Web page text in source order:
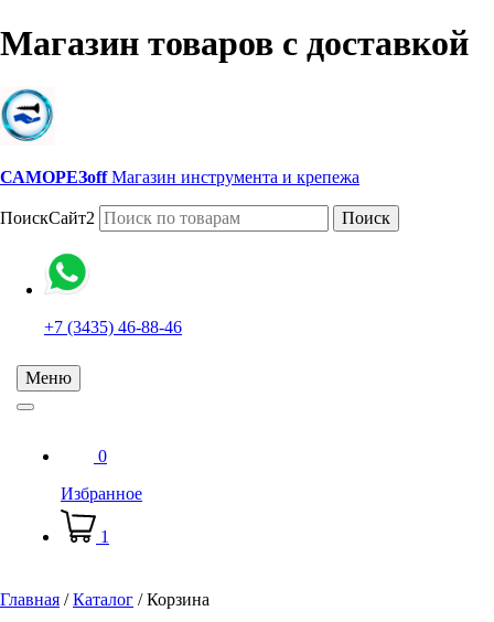
Магазин товаров с доставкой
САМОРЕЗoff Магазин инструмента и крепежа
ПоискСайт2 Поиск
+7 (3435) 46-88-46
Меню
0
Избранное
1
Главная /Каталог /Корзина